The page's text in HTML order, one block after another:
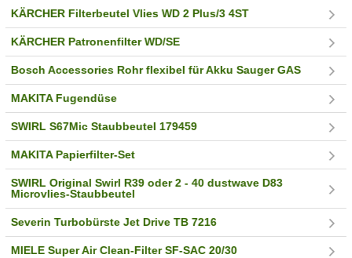
KÄRCHER Filterbeutel Vlies WD 2 Plus/3 4ST
KÄRCHER Patronenfilter WD/SE
Bosch Accessories Rohr flexibel für Akku Sauger GAS
MAKITA Fugendüse
SWIRL S67Mic Staubbeutel 179459
MAKITA Papierfilter-Set
SWIRL Original Swirl R39 oder 2 - 40 dustwave D83
Microvlies-Staubbeutel
Severin Turbobürste Jet Drive TB 7216
MIELE Super Air Clean-Filter SF-SAC 20/30